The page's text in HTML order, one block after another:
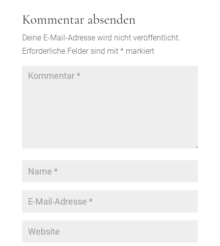
Kommentar absenden
Deine E-Mail-Adresse wird nicht veröffentlicht.
Erforderliche Felder sind mit *markiert